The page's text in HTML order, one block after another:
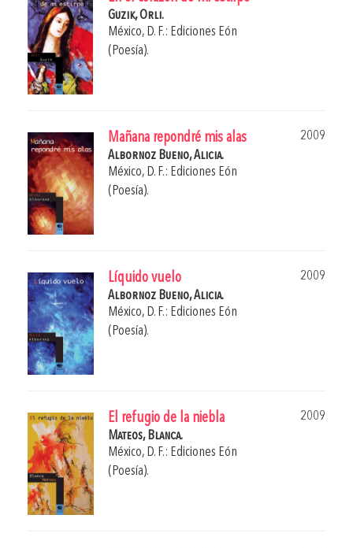
Guzik, Orli.
México, D. F.: Ediciones Eón
(Poesía).
Mañana repondré mis alas
2009
Albornoz Bueno, Alicia.
México, D. F.: Ediciones Eón
(Poesía).
Líquido vuelo
2009
Albornoz Bueno, Alicia.
México, D. F.: Ediciones Eón
(Poesía).
El refugio de la niebla
2009
Mateos, Blanca.
México, D. F.: Ediciones Eón
(Poesía).